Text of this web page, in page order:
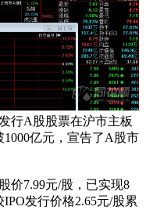
A股股票在沪市主板
亿元，宣告了A股市
7.99元/股，已实现8
发行价格2.65元/股累